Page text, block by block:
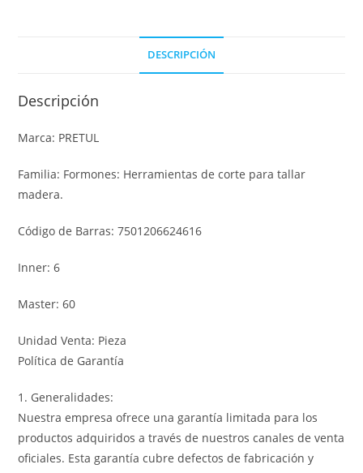
DESCRIPCIÓN
Descripción
Marca: PRETUL
Familia: Formones: Herramientas de corte para tallar
madera.
Código de Barras: 7501206624616
Inner: 6
Master: 60
Unidad Venta: Pieza
Política de Garantía
1. Generalidades:
Nuestra empresa ofrece una garantía limitada para los
productos adquiridos a través de nuestros canales de venta
oficiales. Esta garantía cubre defectos de fabricación y